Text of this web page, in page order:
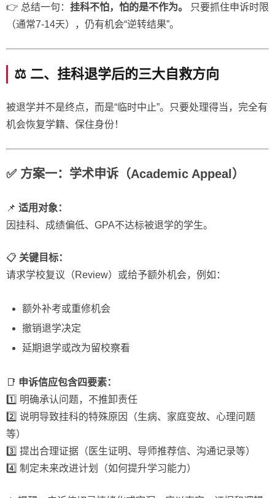
👉 总结一句： 挂科不怕，怕的是不作为。
只要抓住申诉时限
（通常7-14天），仍有机会“逆转结果”。
⚖️ 二、挂科退学后的三大自救方向
被退学并不是终点，而是“临时中止”。只要处理得当，完全有
机会恢复学籍、保住身份！
✅ 方案一：学术申诉（Academic Appeal）
📌 适用对象：
因挂科、成绩偏低、GPA不达标被退学的学生。
📋 关键目标：
请求学校复议（Review）或给予额外机会，例如：
额外补考或重修机会
撤销退学决定
延期退学或改为留校察看
📑 申诉信应包含四要素：
1️⃣ 明确承认问题，不推卸责任
2️⃣ 说明导致挂科的特殊原因（生病、家庭变故、心理问题
等）
3️⃣ 提出合理证据（医生证明、导师推荐信、沟通记录等）
4️⃣ 制定未来改进计划（如何提升学习能力）